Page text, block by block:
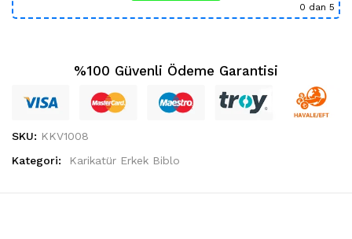
0 dan 5
%100 Güvenli Ödeme Garantisi
SKU: KKV1008
Kategori:
Karikatür Erkek Biblo